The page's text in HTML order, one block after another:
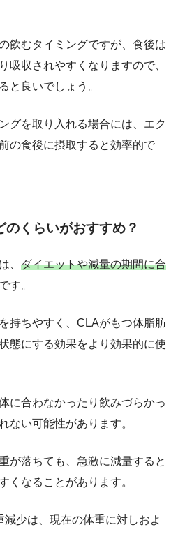
飲むタイミングですが、食後は
吸収されやすくなりますので、
と良いでしょう。
グを取り入れる場合には、エク
の食後に摂取すると効率的で
くらいがおすすめ？
、 ダイエットや減量の期間に合
です。
持ちやすく、CLAがもつ体脂肪
態にする効果をより効果的に使
に合わなかったり飲みづらかっ
ない可能性があります。
が落ちても、急激に減量すると
くなることがあります。
少は、現在の体重に対しおよ